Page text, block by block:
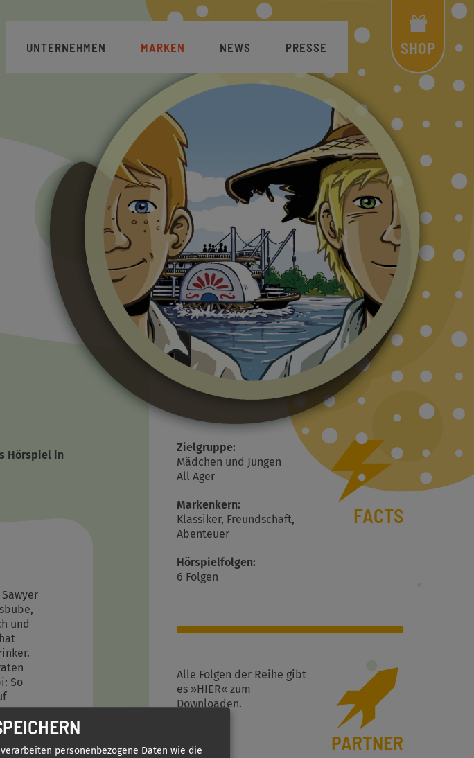
UNTERNEHMEN MARKEN NEWS PRESSE
Menü
SHOP
Hörspiel in
und
So
FACTS
Zielgruppe:
Mädchen und Jungen
All Ager
Markenkern:
Klassiker, Freundschaft,
Abenteuer
Hörspielfolgen:
6 Folgen
PARTNER
Alle Folgen der Reihe gibt
es »HIER« zum
Downloaden.
personenbezogene Daten wie die